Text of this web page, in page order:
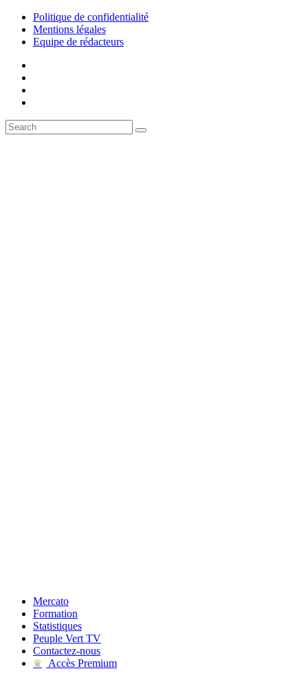
Politique de confidentialité
Mentions légales
Equipe de rédacteurs
Mercato
Formation
Statistiques
Peuple Vert TV
Contactez-nous
♛
Accès Premium